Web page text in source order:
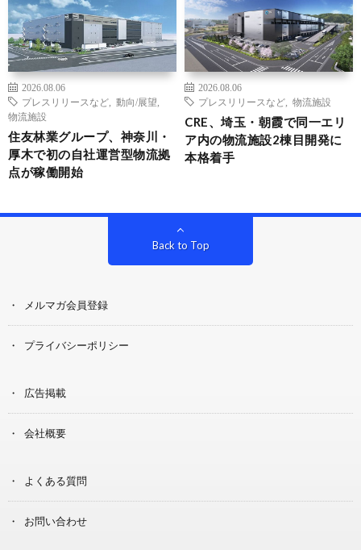
2026.08.06
プレスリリースなど
動向/展望
物流施設
住友林業グループ、神奈川・
厚木で初の自社運営型物流拠
点が稼働開始
2026.08.06
プレスリリースなど
物流施設
CRE、埼玉・朝霞で同一エリ
ア内の物流施設2棟目開発に
本格着手
Back to Top
メルマガ会員登録
プライバシーポリシー
広告掲載
会社概要
よくある質問
お問い合わせ